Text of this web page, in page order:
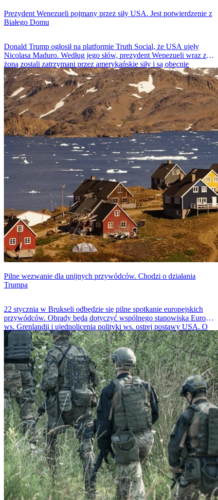
Prezydent Wenezueli pojmany przez siły USA. Jest potwierdzenie z
Białego Domu
Donald Trump ogłosił na platformie Truth Social, że USA ujęły
Nicolasa Maduro. Według jego słów, prezydent Wenezueli wraz z
żoną zostali zatrzymani przez amerykańskie siły i są obecnie
przewożeni do Stanów Zjednoczonych. Jednak wiceprezydentka
Wenezueli wyraziła sceptycyzm wobec tych informacji i zażądała
potwierdzenia, że Maduro żyje.
Pilne wezwanie dla unijnych przywódców. Chodzi o działania
Trumpa
22 stycznia w Brukseli odbędzie się pilne spotkanie europejskich
przywódców. Obrady będą dotyczyć wspólnego stanowiska Europy
ws. Grenlandii i ujednolicenia polityki ws. ostrej postawy USA. O
wszystkim poinformował przewodniczący Rady Europejskiej -
Antonio Costa.